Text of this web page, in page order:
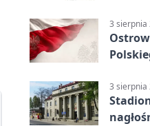
3 sierpnia
3 sierpnia